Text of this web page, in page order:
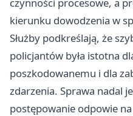
kierunku dowodzenia w
Służby podkreślają, że
policjantów była istotna
poszkodowanemu i dla
zdarzenia. Sprawa nadal
postępowanie odpowie